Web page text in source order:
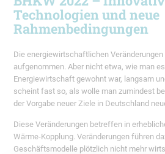
Technologien und neue
Rahmenbedingungen
Die energiewirtschaftlichen Veränderungen
aufgenommen. Aber nicht etwa, wie man
Energiewirtschaft gewohnt war, langsam
scheint fast so, als wolle man zumindest
der Vorgabe neuer Ziele in Deutschland
Diese Veränderungen betreffen in
Wärme-Kopplung. Veränderungen führen
Geschäftsmodelle plötzlich nicht mehr